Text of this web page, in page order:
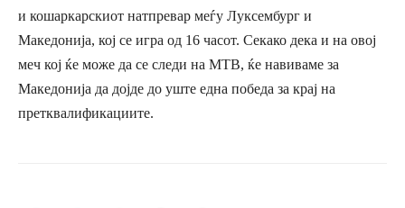
и кошаркарскиот натпревар меѓу Луксембург и
Македонија, кој се игра од 16 часот. Секако дека и на овој
меч кој ќе може да се следи на МТВ, ќе навиваме за
Македонија да дојде до уште една победа за крај на
претквалификациите.